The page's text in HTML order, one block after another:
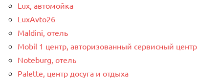
Lux, автомойка
LuxAvto26
Maldini, отель
Mobil 1 центр, авторизованный сервисный центр
Noteburg, отель
Palette, центр досуга и отдыха